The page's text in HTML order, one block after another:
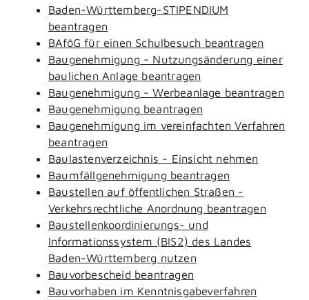
Baden-Württemberg-STIPENDIUM
beantragen
BAföG für einen Schulbesuch beantragen
Baugenehmigung - Nutzungsänderung einer
baulichen Anlage beantragen
Baugenehmigung - Werbeanlage beantragen
Baugenehmigung beantragen
Baugenehmigung im vereinfachten Verfahren
beantragen
Baulastenverzeichnis - Einsicht nehmen
Baumfällgenehmigung beantragen
Baustellen auf öffentlichen Straßen -
Verkehrsrechtliche Anordnung beantragen
Baustellenkoordinierungs- und
Informationssystem (BIS2) des Landes
Baden-Württemberg nutzen
Bauvorbescheid beantragen
Bauvorhaben im Kenntnisgabeverfahren